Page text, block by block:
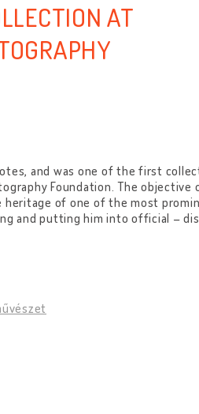
AT
and was one of the first
Foundation. The objective
heritage of one of the most
and putting him into official –